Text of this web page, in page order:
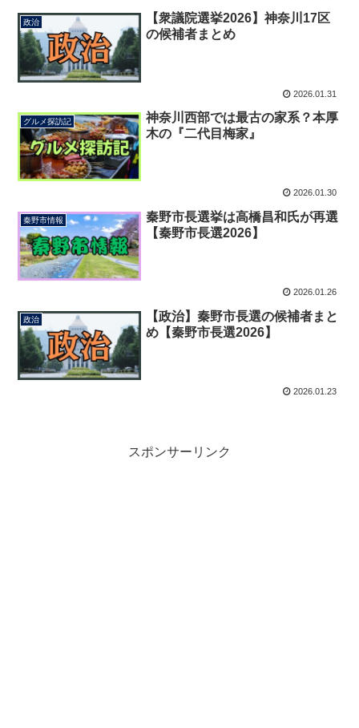
政治
【衆議院選挙2026】神奈川17区
の候補者まとめ
2026.01.31
グルメ探訪記
神奈川西部では最古の家系？本厚
木の『二代目梅家』
2026.01.30
秦野市情報
秦野市長選挙は高橋昌和氏が再選
【秦野市長選2026】
2026.01.26
政治
【政治】秦野市長選の候補者まと
め【秦野市長選2026】
2026.01.23
スポンサーリンク